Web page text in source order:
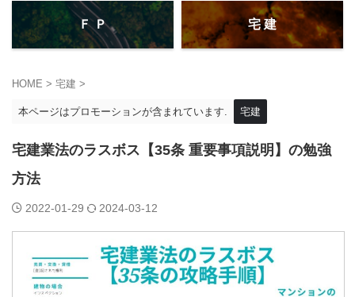
Ｆ Ｐ 宅 建
HOME > 宅建 >
本ページはプロモーションが含まれています. 宅建
宅建業法のラスボス【35条 重要事項説明】の勉強
方法
2022-01-29 2024-03-12